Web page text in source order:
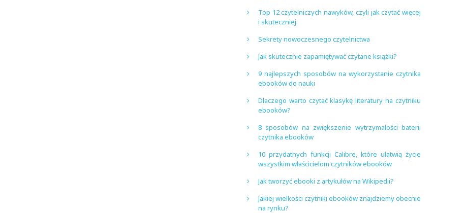
Top 12 czytelniczych nawyków, czyli jak czytać więcej
i skuteczniej
Sekrety nowoczesnego czytelnictwa
Jak skutecznie zapamiętywać czytane książki?
9 najlepszych sposobów na wykorzystanie czytnika
ebooków do nauki
Dlaczego warto czytać klasykę literatury na czytniku
ebooków?
8 sposobów na zwiększenie wytrzymałości baterii
czytnika ebooków
10 przydatnych funkcji Calibre, które ułatwią życie
wszystkim właścicielom czytników ebooków
Jak tworzyć ebooki z artykułów na Wikipedii?
Jakiej wielkości czytniki ebooków znajdziemy obecnie
na rynku?